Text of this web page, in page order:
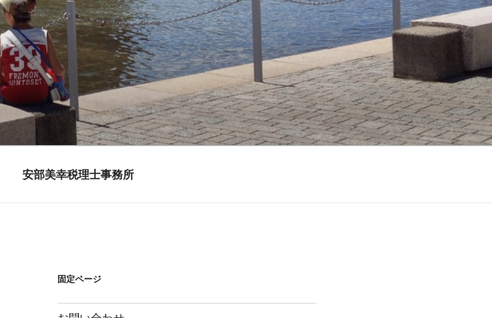
安部美幸税理士事務所
固定ページ